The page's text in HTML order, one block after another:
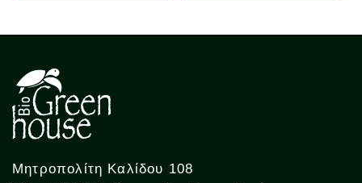
Μητροπολίτη Καλίδου 108